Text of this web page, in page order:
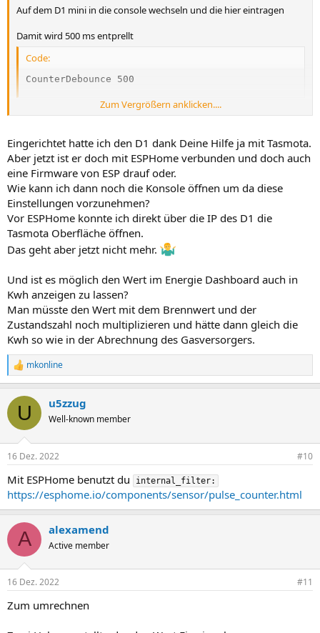
Auf dem D1 mini in die console wechseln und die hier eintragen
Damit wird 500 ms entprellt
Code:
CounterDebounce 500
Code:
>D
tmp=0
>B
tmp=sw[0]
; nur bei Statuswechsel zu Eins die Bedingung
and sw[0]==1
endif
tmp=sw[0]
Zum Vergrößern anklicken....
Eingerichtet hatte ich den D1 dank Deine Hilfe ja mit Tasmota.
Aber jetzt ist er doch mit ESPHome verbunden und doch auch
eine Firmware von ESP drauf oder.
Wie kann ich dann noch die Konsole öffnen um da diese
Einstellungen vorzunehmen?
Vor ESPHome konnte ich direkt über die IP des D1 die
Tasmota Oberfläche öffnen.
Das geht aber jetzt nicht mehr.
Und ist es möglich den Wert im Energie Dashboard auch in
Kwh anzeigen zu lassen?
Man müsste den Wert mit dem Brennwert und der
Zustandszahl noch multiplizieren und hätte dann gleich die
Kwh so wie in der Abrechnung des Gasversorgers.
R
e
k
i
e
:
mkonline
U u5zzug
Well-known member
16 Dez. 2022 #10
Mit ESPHome benutzt du internal_filter:
https://esphome.io/components/sensor/pulse_counter.html
A alexamend
Active member
16 Dez. 2022 #11
Zum umrechnen